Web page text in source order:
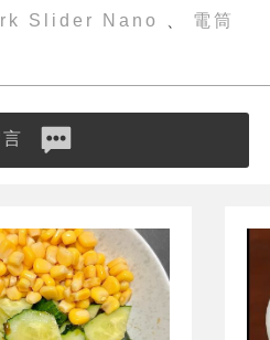
Slider Nano
電筒
言